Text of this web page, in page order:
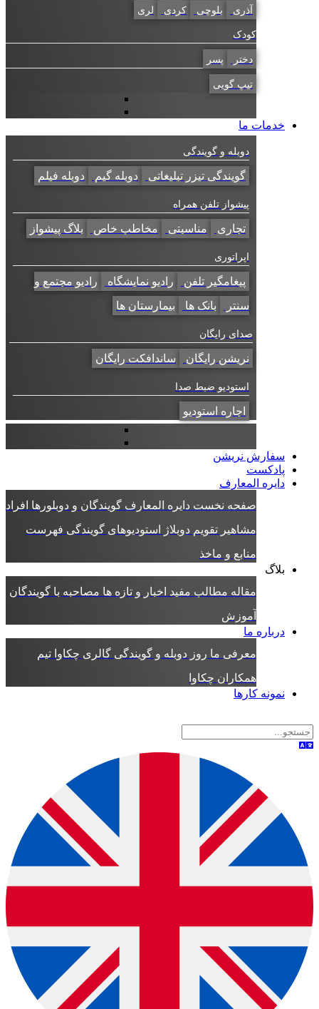
بلوچی کردی لری
کودک
پسر
تیپ گویی
خدمات ما
دوبله و گویندگی
گویندگی تیزر تبلیغاتی دوبله گیم دوبله فیلم
پیشواز تلفن همراه
تجاری مناسبتی مخاطب خاص بلاگ پیشواز
اپراتوری
پیغامگیر تلفن رادیو نمایشگاه رادیو مجتمع و
سنتر بانک ها بیمارستان ها
صدای رایگان
نریشن رایگان ساندافکت رایگان
استودیو ضبط صدا
اجاره استودیو
سفارش نریشن
پادکست
دایره المعارف
صفحه نخست دایره المعارفگویندگان و دوبلورهاافراد
مشاهیرتقویم دوبلاژاستودیوهای گویندگیفهرست
منابع و ماخذ
بلاگ
مقالهمطالب مفیداخبار و تازه ها مصاحبه با گویندگان
آموزش
درباره ما
معرفی ماروز دوبله و گویندگیگالری چکاواتیم
همکاران چکاوا
نمونه کارها